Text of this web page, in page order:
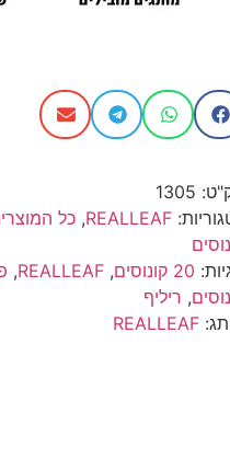
1305
REALLEAF
, כל
20 קונוסים ,
REALLEAF
,
, ריליף
REALLEAF